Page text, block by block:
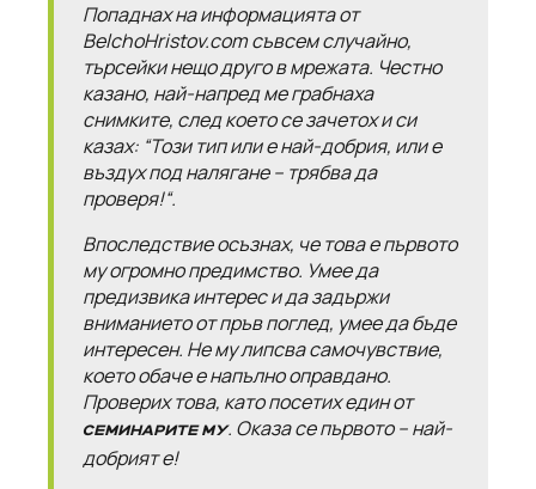
Попаднах на информацията от
BelchoHristov.comсъвсем случайно,
търсейки нещо друго в мрежата. Честно
казано, най-напред ме грабнаха
снимките, след което се зачетох и си
казах: “Този тип или е най-добрия, или е
въздух под налягане – трябва да
проверя!“.
Впоследствие осъзнах, че това е първото
му огромно предимство. Умее да
предизвика интерес и да задържи
вниманието от пръв поглед, умее да бъде
интересен. Не му липсва самочувствие,
което обаче е напълно оправдано.
Проверих това, като посетих един от
СЕМИНАРИТЕ МУ. Оказа се първото – най-
добрият е!